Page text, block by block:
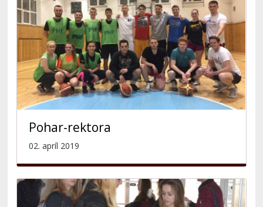
Pohar-rektora
02. apríl 2019